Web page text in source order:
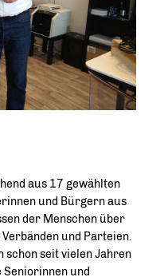
aus 17 gewählten
und Bürgern aus
der Menschen über
und Parteien.
schon seit vielen Jahren
und